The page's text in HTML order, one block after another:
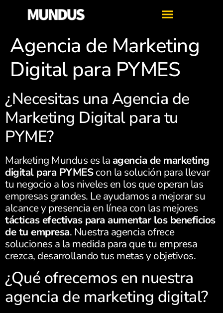
Agencia de Marketing
Digital para PYMES
¿Necesitas una Agencia de
Marketing Digital para tu
PYME?
Marketing Mundus es la agencia de marketing
digital para PYMEScon la solución para llevar
tu negocio a los niveles en los que operan las
empresas grandes. Le ayudamos a mejorar su
alcance y presencia en línea con las mejores
tácticas efectivas para aumentar los beneficios
de tu empresa. Nuestra agencia ofrece
soluciones a la medida para que tu empresa
crezca, desarrollando tus metas y objetivos.
¿Qué ofrecemos en nuestra
agencia de marketing digital?